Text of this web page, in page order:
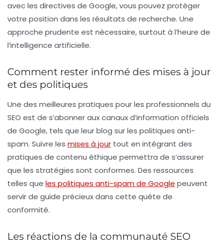
avec les directives de Google, vous pouvez protéger
votre position dans les résultats de recherche. Une
approche prudente est nécessaire, surtout à l’heure de
l’intelligence artificielle.
Comment rester informé des mises à jour
et des politiques
Une des meilleures pratiques pour les professionnels du
SEO est de s’abonner aux canaux d’information officiels
de Google, tels que leur blog sur les politiques anti-
spam. Suivre les mises à jour tout en intégrant des
pratiques de contenu éthique permettra de s’assurer
que les stratégies sont conformes. Des ressources
telles que les politiques anti-spam de Google peuvent
servir de guide précieux dans cette quête de
conformité.
Les réactions de la communauté SEO